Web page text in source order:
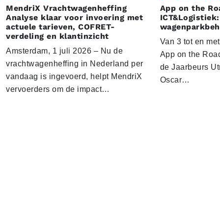
MendriX Vrachtwagenheffing
Analyse klaar voor invoering met
actuele tarieven, COFRET-
verdeling en klantinzicht
Amsterdam, 1 juli 2026 – Nu de
vrachtwagenheffing in Nederland per
vandaag is ingevoerd, helpt MendriX
vervoerders om de impact…
App on the
Van 3 tot en
App on the
de Jaarbeurs
Oscar…